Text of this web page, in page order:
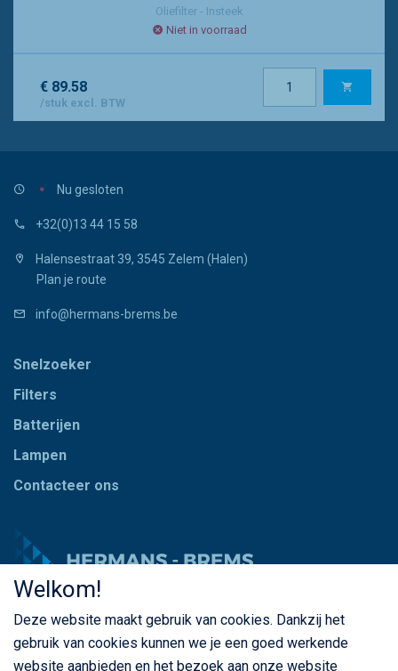
Oliefilter - Insteek
Niet in voorraad
€ 89.58
/stuk excl. BTW
Nu gesloten
+32(0)13 44 15 58
Halensestraat 39, 3545 Zelem (Halen)
Plan je route
info@hermans-brems.be
Snelzoeker
Filters
Batterijen
Lampen
Contacteer ons
© Copyright Hermans - Brems 2026. Alle rechten
voorbehouden
Welkom!
Deze website maakt gebruik van cookies. Dankzij het
gebruik van cookies kunnen we je een goed werkende
website aanbieden en het bezoek aan onze website